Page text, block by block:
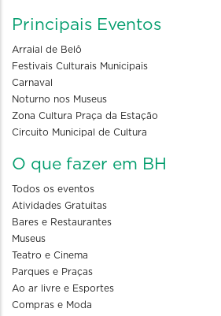
Principais Eventos
Arraial de Belô
Festivais Culturais Municipais
Carnaval
Noturno nos Museus
Zona Cultura Praça da Estação
Circuito Municipal de Cultura
O que fazer em BH
Todos os eventos
Atividades Gratuitas
Bares e Restaurantes
Museus
Teatro e Cinema
Parques e Praças
Ao ar livre e Esportes
Compras e Moda